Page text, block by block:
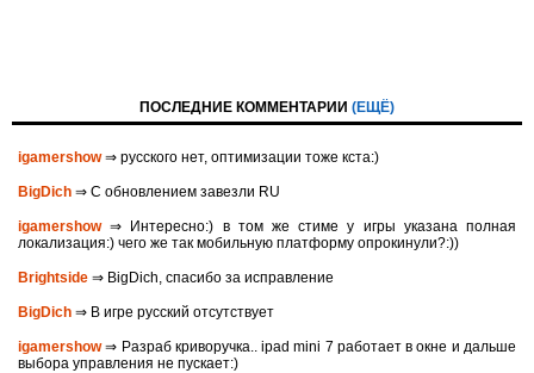
ПОСЛЕДНИЕ КОММЕНТАРИИ (ЕЩЁ)
igamershow⇒ русского нет, оптимизации тоже кста:)
BigDich ⇒ С обновлением завезли RU
igamershow⇒ Интересно:) в том же стиме у игры указана полная
локализация:) чего же так мобильную платформу опрокинули?:))
Brightside ⇒ BigDich, спасибо за исправление
BigDich ⇒ В игре русский отсутствует
igamershow⇒ Разраб криворучка.. ipad mini 7 работает в окне и дальше
выбора управления не пускает:)